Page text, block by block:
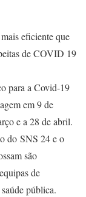
eficiente que
de COVID 19
para a Covid-19
em 9 de
e a 28 de abril.
do SNS 24 e o
são
de
pública.